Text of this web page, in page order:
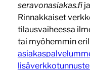
seravonasiakas.fi ja
Rinnakkaiset
tilausvaiheessa
tai myöhemmin